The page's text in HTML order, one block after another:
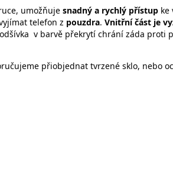
umožňuje snadný a rychlý přístup ke
telefon z pouzdra. Vnitřní část je
v barvě překrytí chrání záda proti
přiobjednat tvrzené sklo, nebo